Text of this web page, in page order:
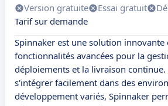
Version gratuite Essai gratuit
Tarif sur demande
Spinnaker est une solution innovante
fonctionnalités avancées pour la
déploiements et la livraison continue.
s'intégrer facilement dans des
développement variés, Spinnaker